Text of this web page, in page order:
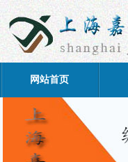
网站首页